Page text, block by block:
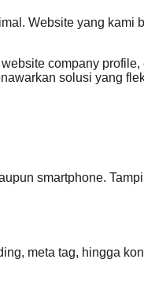
Website yang kami
company profile,
solusi yang
smartphone.
meta tag, hingga